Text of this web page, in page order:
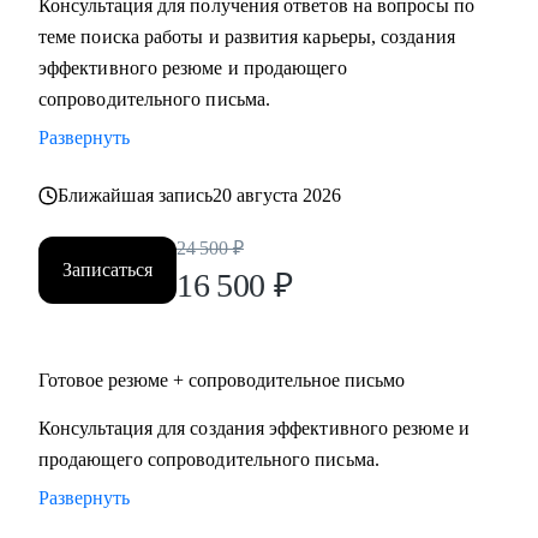
Кому могу помочь:
• карьерного консультирования
• продаж
• маркетинга
• аналитики
• финансов
• логистики
Я помогу вам, даже если вы:
• несколько лет не работали;
Консультация для получения ответов на вопросы по
теме поиска работы и развития карьеры, создания
эффективного резюме и продающего
сопроводительного письма.
Развернуть
Ближайшая запись20 августа 2026
Записаться
24 500 ₽
16 500 ₽
Готовое резюме + сопроводительное письмо
Консультация для создания эффективного резюме и
продающего сопроводительного письма.
Развернуть